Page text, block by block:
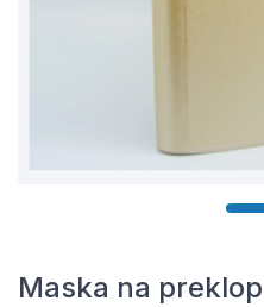
Maska na